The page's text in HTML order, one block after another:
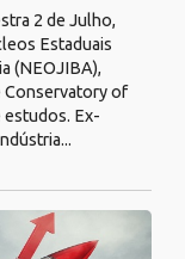
2 de Julho,
Estaduais
(NEOJIBA),
Conservatory of
estudos. Ex-